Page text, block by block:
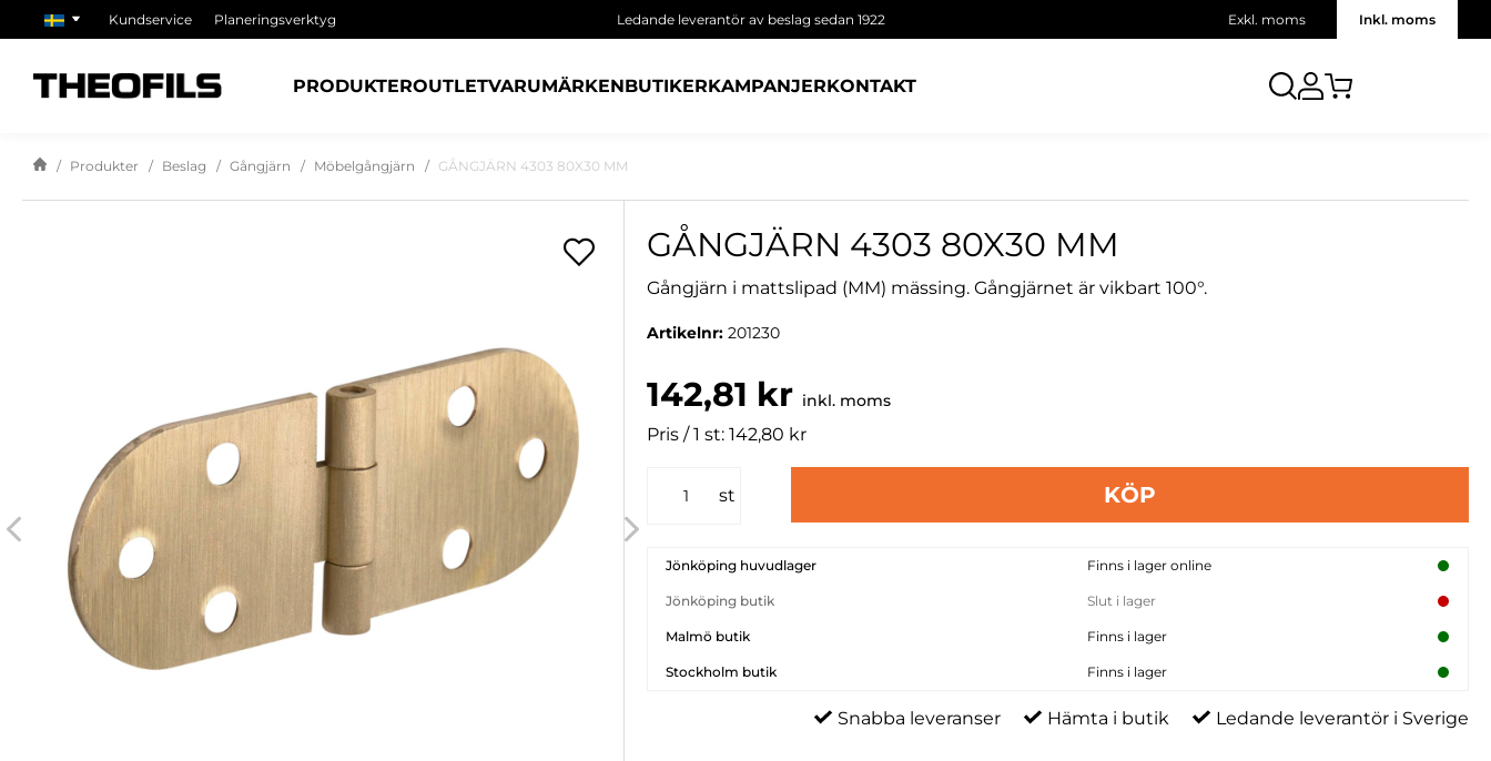
Kundservice Planeringsverktyg Ledande leverantör av beslag sedan 1922 Exkl. moms Inkl. moms
PRODUKTEROUTLETVARUMÄRKENBUTIKERKAMPANJERKONTAKT
Produkter Beslag Gångjärn Möbelgångjärn GÅNGJÄRN 4303 80X30 MM
GÅNGJÄRN 4303 80X30 MM
Gångjärn i mattslipad (MM) mässing. Gångjärnet är vikbart 100°.
Artikelnr:201230
142,81 kr inkl. moms
Pris / 1 st: 142,80 kr
st KÖP
Jönköping huvudlager Finns i lager online
Jönköping butik Slut i lager
Malmö butik Finns i lager
Stockholm butik Finns i lager
Snabba leveranser Hämta i butik Ledande leverantör i Sverige